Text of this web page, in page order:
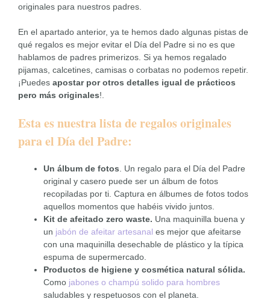
originales para nuestros padres.
En el apartado anterior, ya te hemos dado algunas pistas de
qué regalos es mejor evitar el Día del Padre si no es que
hablamos de padres primerizos. Si ya hemos regalado
pijamas, calcetines, camisas o corbatas no podemos repetir.
¡Puedes apostar por otros detalles igual de prácticos
pero más originales!.
Esta es nuestra lista de regalos originales
para el Día del Padre:
Un álbum de fotos . Un regalo para el Día del Padre
original y casero puede ser un álbum de fotos
recopiladas por ti. Captura en álbumes de fotos todos
aquellos momentos que habéis vivido juntos.
Kit de afeitado zero waste. Una maquinilla buena y
un jabón de afeitar artesanal es mejor que afeitarse
con una maquinilla desechable de plástico y la típica
espuma de supermercado.
Productos de higiene y cosmética natural sólida.
Como jabones o champú solido para hombres
saludables y respetuosos con el planeta.